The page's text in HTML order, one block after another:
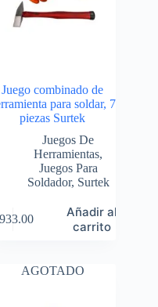
Juego combinado de
para soldar, 7
piezas Surtek
Juegos De
Herramientas,
Juegos Para
Soldador, Surtek
Añadir al
carrito
AGOTADO